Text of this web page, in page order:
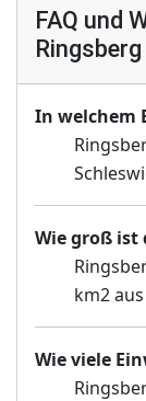
FAQ und
Ringsberg
In welchem
Wie groß ist
km2
Wie viele